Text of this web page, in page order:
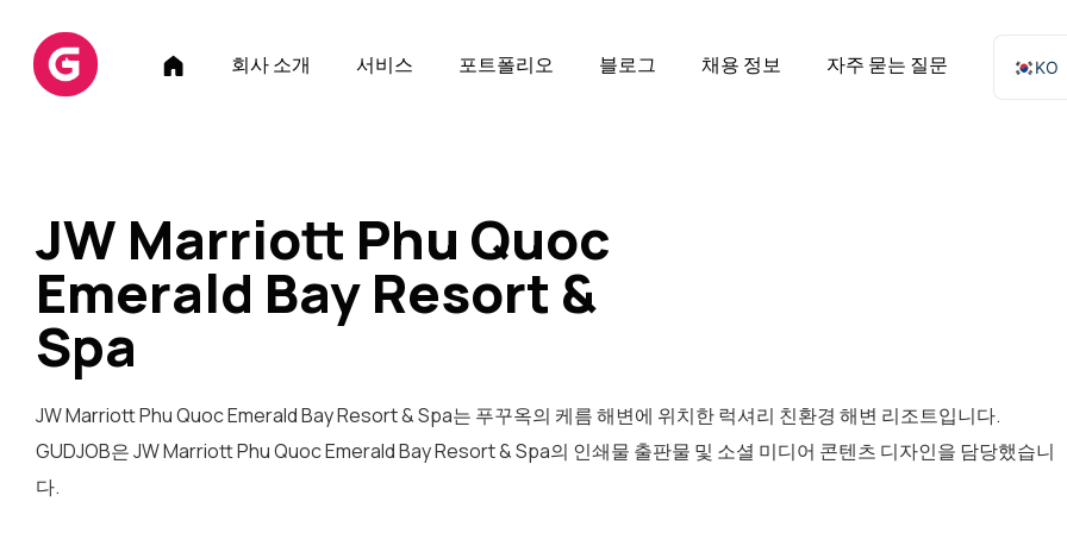
회사 소개 서비스 포트폴리오 블로그 채용 정보 자주 묻는 질문 KO
JW Marriott Phu Quoc
Emerald Bay Resort &
Spa
JW Marriott Phu Quoc Emerald Bay Resort & Spa는 푸꾸옥의 케름 해변에 위치한 럭셔리 친환경 해변 리조트입니다.
GUDJOB은 JW Marriott Phu Quoc Emerald Bay Resort & Spa의 인쇄물 출판물 및 소셜 미디어 콘텐츠 디자인을 담당했습니
다.